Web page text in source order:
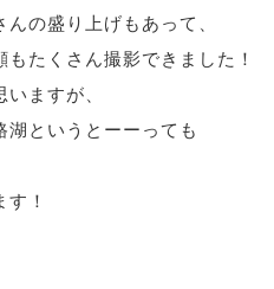
の盛り上げもあって、
たくさん撮影できました！
ますが、
というとーーっても
！